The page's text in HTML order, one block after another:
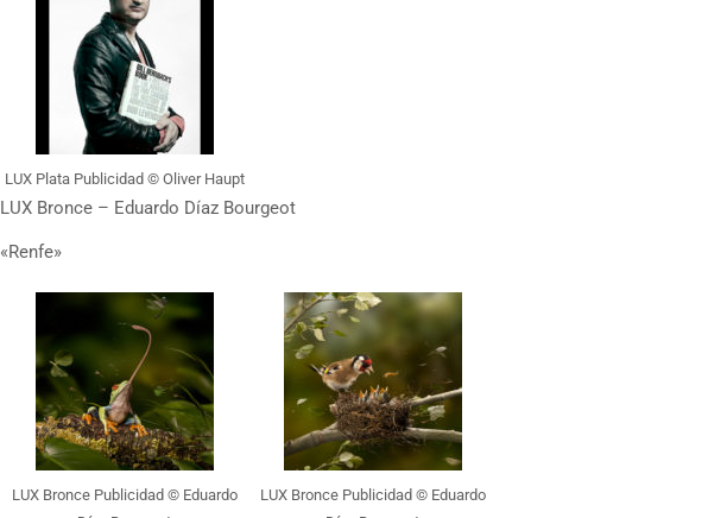
LUX Plata Publicidad © Oliver Haupt
LUX Bronce – Eduardo Díaz Bourgeot
«Renfe»
LUX Bronce Publicidad © Eduardo
LUX Bronce Publicidad © Eduardo